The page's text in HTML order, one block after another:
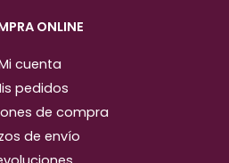
ONLINE
cuenta
pedidos
de compra
de envío